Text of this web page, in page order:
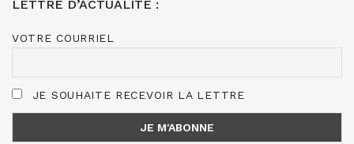
LETTRE D’ACTUALITÉ :
VOTRE COURRIEL
JE SOUHAITE RECEVOIR LA LETTRE